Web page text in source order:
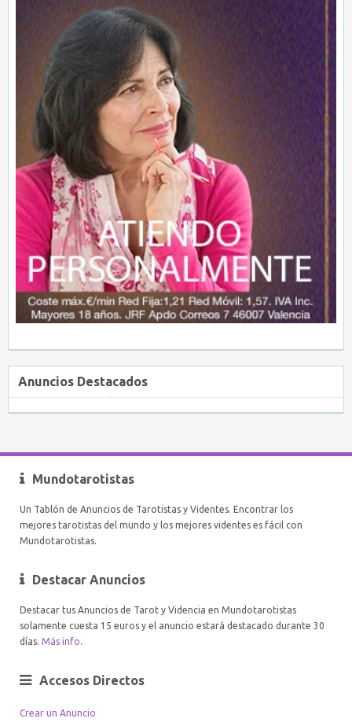
Anuncios Destacados
Mundotarotistas
Un Tablón de Anuncios de Tarotistas y Videntes. Encontrar los
mejores tarotistas del mundo y los mejores videntes es fácil con
Mundotarotistas.
Destacar Anuncios
Destacar tus Anuncios de Tarot y Videncia en Mundotarotistas
solamente cuesta 15 euros y el anuncio estará destacado durante 30
días. Más info.
Accesos Directos
Crear un Anuncio